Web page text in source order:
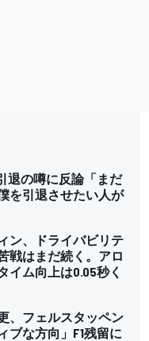
退の噂に反論「まだ
を引退させたい人が
ン、ドライバビリテ
戦はまだ続く。アロ
イム向上は0.05秒く
、フェルスタッペン
ブな方向」F1残留に